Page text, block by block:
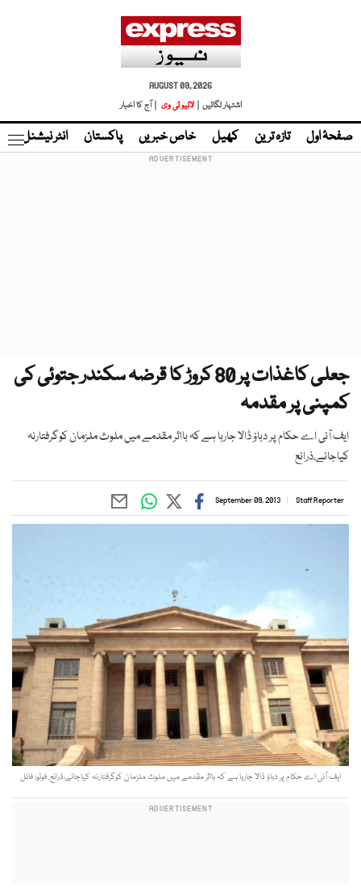
AUGUST 09, 2026
اشتہار لگائیں |
لائیو ٹی وی | آج کا اخبار
صفحۂ اول تازہ ترین کھیل خاص خبریں پاکستان انٹر نیشنل
جعلی کاغذات پر 80 کروڑ کا قرضہ سکندر جتوئی کی
کمپنی پر مقدمہ
ایف آئی اے حکام پر دباؤ ڈالا جارہا ہے کہ بااثر مقدمے میں ملوث ملزمان کوگرفتارنہ
کیاجائے،ذرائع
Staff Reporter
September 09, 2013
ایف آئی اے حکام پر دباؤ ڈالا جارہا ہے کہ بااثر مقدمے میں ملوث ملزمان کوگرفتارنہ کیاجائے،ذرائع. فوٹو: فائل